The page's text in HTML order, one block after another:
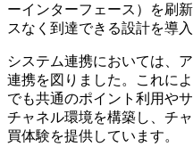
ーインターフェース）を刷
スなく到達できる設計を導入
システム連携においては、
連携を図りました。
これに
でも共通のポイント利用や
チャネル環境を構築し、チ
買体験を提供しています。